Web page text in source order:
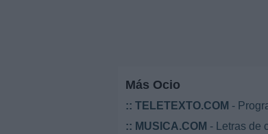
Más Ocio
:: TELETEXTO.COM -
:: MUSICA.COM - Letras de